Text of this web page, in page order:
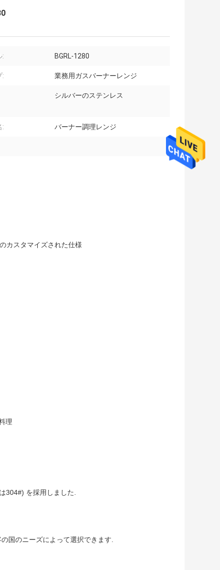
: BGRL-1280
: 業務用ガスバーナーレンジ
シルバーのステンレス
: バーナー調理レンジ
カスタマイズされた仕様
理
304#) を採用しました.
国のニーズによって選択できます.